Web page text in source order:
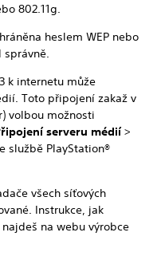
802.11g.
heslem WEP nebo
správně.
k internetu může
Toto připojení zakaž v
volbou možnosti
serveru médií>
službě PlayStation®
všech síťových
Instrukce, jak
na webu výrobce